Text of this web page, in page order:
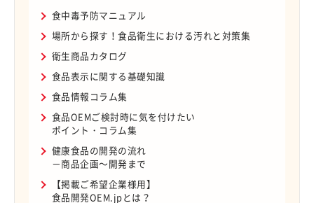
食中毒予防マニュアル
場所から探す！食品衛生における汚れと対策集
衛生商品カタログ
食品表示に関する基礎知識
食品情報コラム集
食品OEMご検討時に気を付けたい
ポイント・コラム集
健康食品の開発の流れ
－商品企画～開発まで
【掲載ご希望企業様用】
食品開発OEM.jpとは？